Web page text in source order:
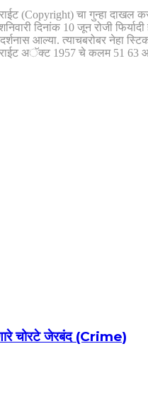
(Copyright) चा गुन्हा दाखल
दिनांक 10 जून रोजी
आल्या. त्याचबरोबर
अॅक्ट 1957 चे कलम 51 63
चोरटे जेरबंद (Crime)